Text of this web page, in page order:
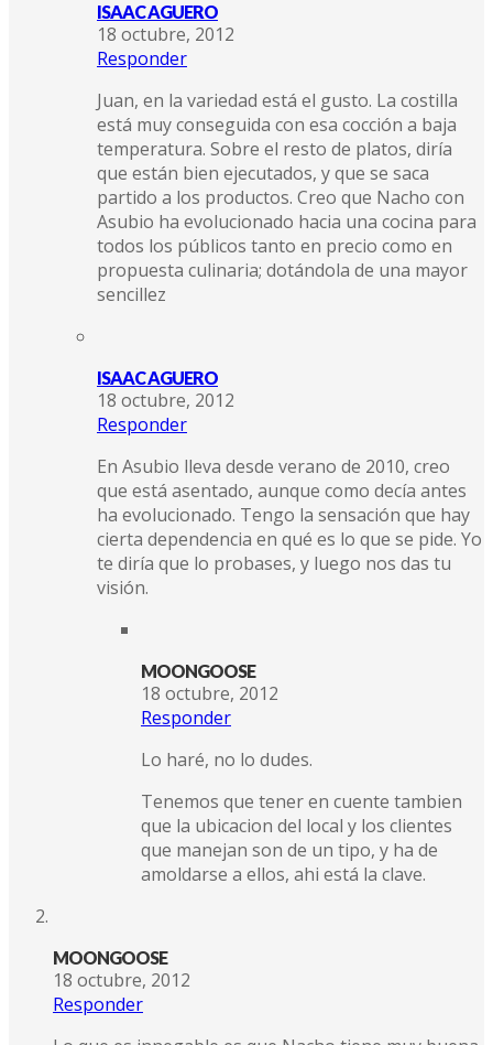
ISAAC AGUERO
18 octubre, 2012
Responder
Juan, en la variedad está el gusto. La costilla
está muy conseguida con esa cocción a baja
temperatura. Sobre el resto de platos, diría
que están bien ejecutados, y que se saca
partido a los productos. Creo que Nacho con
Asubio ha evolucionado hacia una cocina para
todos los públicos tanto en precio como en
propuesta culinaria; dotándola de una mayor
sencillez
ISAAC AGUERO
18 octubre, 2012
Responder
En Asubio lleva desde verano de 2010, creo
que está asentado, aunque como decía antes
ha evolucionado. Tengo la sensación que hay
cierta dependencia en qué es lo que se pide. Yo
te diría que lo probases, y luego nos das tu
visión.
MOONGOOSE
18 octubre, 2012
Responder
Lo haré, no lo dudes.
Tenemos que tener en cuente tambien
que la ubicacion del local y los clientes
que manejan son de un tipo, y ha de
amoldarse a ellos, ahi está la clave.
MOONGOOSE
18 octubre, 2012
Responder